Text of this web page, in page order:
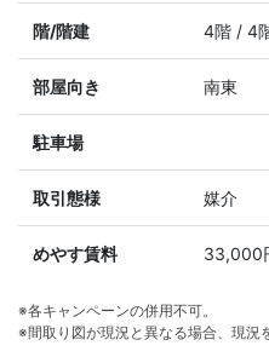
階/階建 4階 / 4
部屋向き 南東
駐車場
取引態様 媒介
めやす賃料 33,000
※各キャンペーンの併用不可。
※間取り図が現況と異なる場合、現況